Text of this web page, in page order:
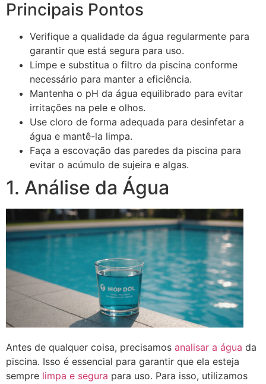
Principais Pontos
Verifique a qualidade da água regularmente para
garantir que está segura para uso.
Limpe e substitua o filtro da piscina conforme
necessário para manter a eficiência.
Mantenha o pH da água equilibrado para evitar
irritações na pele e olhos.
Use cloro de forma adequada para desinfetar a
água e mantê-la limpa.
Faça a escovação das paredes da piscina para
evitar o acúmulo de sujeira e algas.
1. Análise da Água
Antes de qualquer coisa, precisamos analisar a água da
piscina. Isso é essencial para garantir que ela esteja
sempre limpa e segura para uso. Para isso, utilizamos